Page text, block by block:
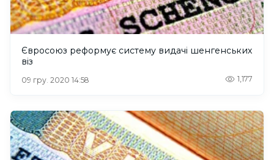
Євросоюз реформує систему видачі шенгенських
віз
09 гру. 2020 14:58 1,177